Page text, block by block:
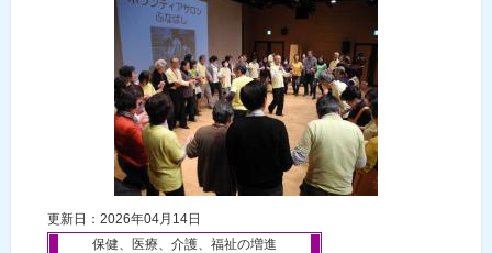
更新日：2026年04月14日
保健、医療、介護、福祉の増進